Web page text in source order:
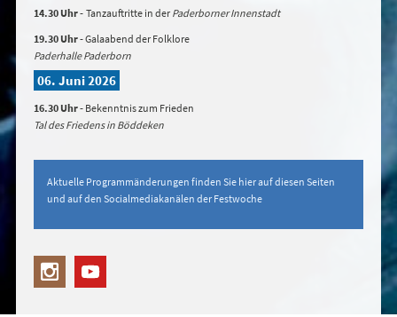
14.30 Uhr - Tanzauftritte in der Paderborner Innenstadt
19.30 Uhr -Galaabend der Folklore
Paderhalle Paderborn
06. Juni 2026
16.30 Uhr-Bekenntnis zum Frieden
Tal des Friedens in Böddeken
Aktuelle Programmänderungen finden Sie hier auf diesen Seiten
und auf den Socialmediakanälen der Festwoche